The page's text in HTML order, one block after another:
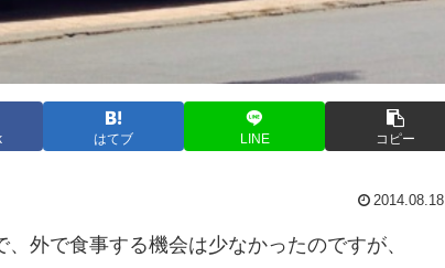
はてブ LINE コピー
2014.08.18
外で食事する機会は少なかったのですが、